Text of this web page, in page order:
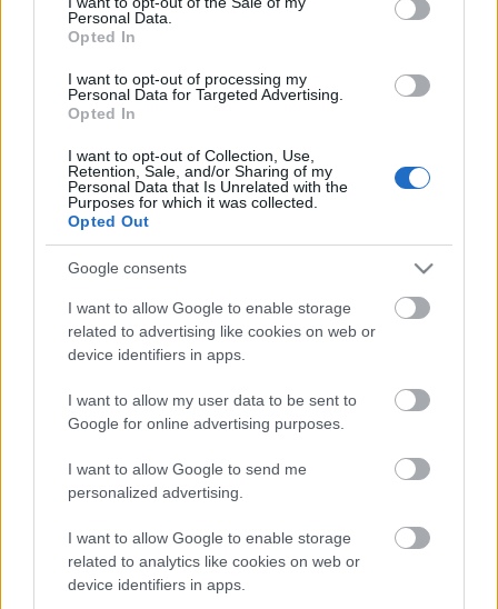
Personal Data.
Opted In
I want to opt-out of processing my
Personal Data for Targeted Advertising.
Opted In
I want to opt-out of Collection, Use,
Retention, Sale, and/or Sharing of my
Personal Data that Is Unrelated with the
Purposes for which it was collected.
Opted Out
Google consents
I want to allow Google to enable storage
related to advertising like cookies on web or
device identifiers in apps.
I want to allow my user data to be sent to
Google for online advertising purposes.
I want to allow Google to send me
personalized advertising.
I want to allow Google to enable storage
related to analytics like cookies on web or
device identifiers in apps.
Napi tipp - 2012. július 1.- jétől lép
prosequor•2012. május 07.
2012. július 1.- én lép életbe az új Munka
törvénykönyve. A Munka Törvényköve az egyik
legfontosabb, olyan vállalkozásokat érintő törvény,
ahol alkalmazottak vannak. Jelentősen változik
többek között a szabadság kiadásának törvényi
szabályozása. Az alábbiakban…
Élelmiszerlánc-felügyeleti díj
Kinek kell megfizetni az élelmiszerlánc-felügyeleti
díjat?Mennyi az élelmiszerlánc-felügyeleti díj
mértéke?Mi az élelmiszerlánc-felügyeleti díj
megfizetésének a határideje?Az élelmiszerláncról és
hatósági felügyeletéről szóló 2008. évi XLVI. törvény
47/B. §…